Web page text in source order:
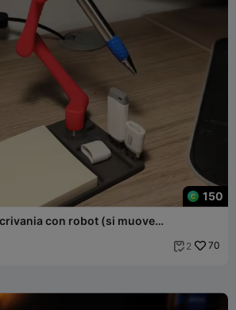
150
con robot (si muove
 2 70